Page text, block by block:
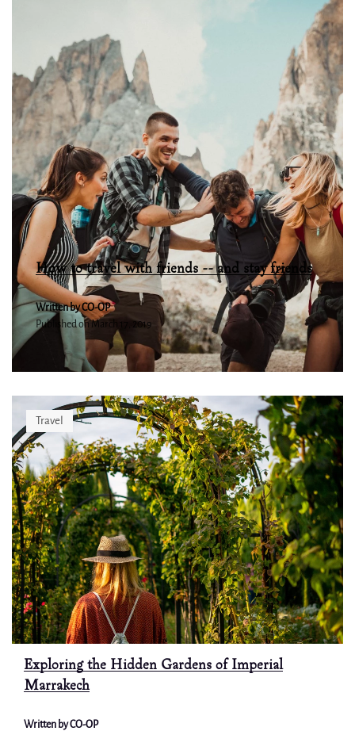
How to travel with friends -- and stay friends
Written by CO-OP
Published on March 17, 2019
Travel
Exploring the Hidden Gardens of Imperial
Marrakech
Written by CO-OP